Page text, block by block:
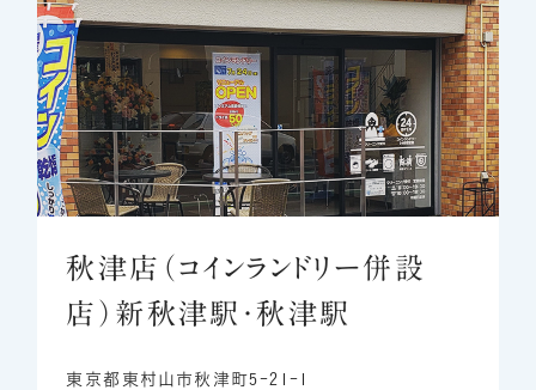
秋津店（コインランドリー併設
店）新秋津駅・秋津駅
東京都東村山市秋津町5-21-1